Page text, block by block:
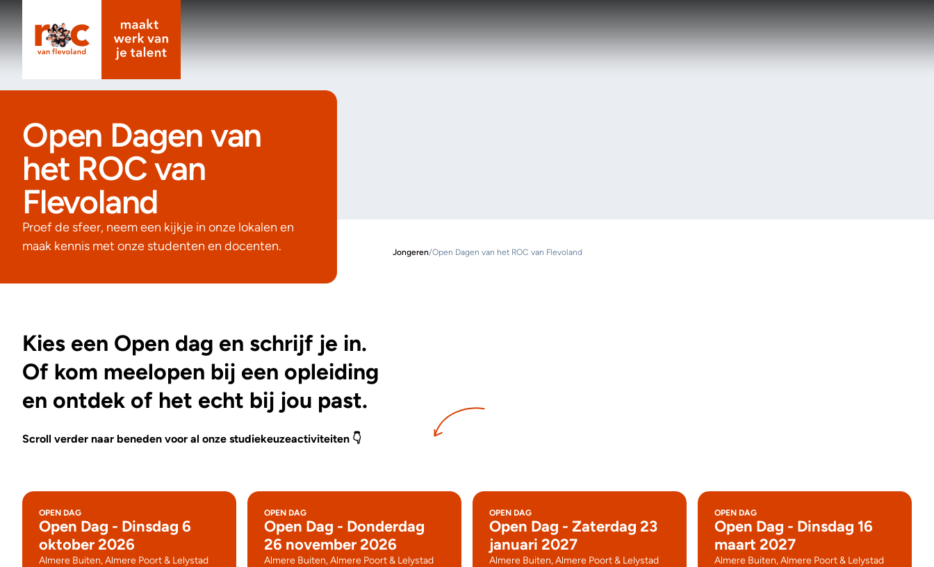
Open Dagen van
het ROC van
Flevoland
Proef de sfeer, neem een kijkje in onze lokalen en
maak kennis met onze studenten en docenten.
Jongeren/Open Dagen van het ROC van Flevoland
Kies een Open dag en schrijf je in.
Of kom meelopen bij een opleiding
en ontdek of het echt bij jou past.
Scroll verder naar beneden voor al onze studiekeuzeactiviteiten 👇
OPEN DAG
Open Dag - Dinsdag 6
oktober 2026
Almere Buiten, Almere Poort & Lelystad
OPEN DAG
Open Dag - Donderdag
26 november 2026
Almere Buiten, Almere Poort & Lelystad
OPEN DAG
Open Dag - Zaterdag 23
januari 2027
Almere Buiten, Almere Poort & Lelystad
OPEN DAG
Open Dag - Dinsdag 16
maart 2027
Almere Buiten, Almere Poort & Lelystad